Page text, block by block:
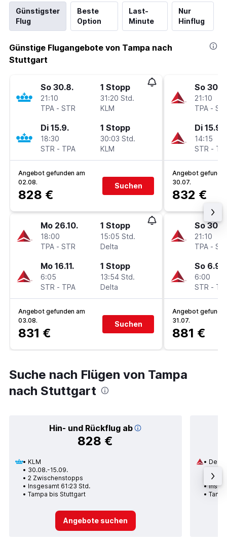
Günstigster
Flug
Beste
Option
Last-
Minute
Nur
Hinflug
Günstige Flugangebote von Tampa nach
Stuttgart
So 30.8.
21:10
TPA - STR
1 Stopp
31:20 Std.
KLM
Di 15.9.
18:30
STR - TPA
1 Stopp
30:03 Std.
KLM
Angebot gefunden am
02.08.
828 €
Suchen
Mo 26.10.
18:00
TPA - STR
1 Stopp
15:05 Std.
Delta
Mo 16.11.
6:05
STR - TPA
1 Stopp
13:54 Std.
Delta
Angebot gefunden am
03.08.
831 €
Suchen
So 30.8.
21:10
TPA -
Di 15.9.
14:15
STR -
Angebot
30.07.
832 €
So 30.8.
21:10
TPA -
So 6.9.
6:00
STR -
Angebot
31.07.
881 €
Suche nach Flügen von Tampa
nach Stuttgart
Hin- und Rückflug ab
828 €
KLM
30.08.-15.09.
2 Zwischenstopps
Insgesamt 61:23 Std.
Tampa bis Stuttgart
Angebote suchen
Delta
1